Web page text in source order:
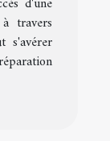
travers
s'avérer